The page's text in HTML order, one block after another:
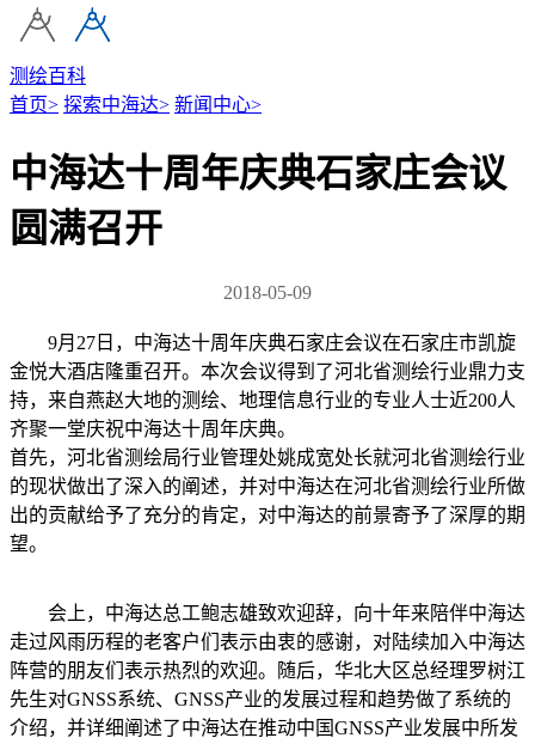
测绘百科
首页> 探索中海达> 新闻中心>
中海达十周年庆典石家庄会议
圆满召开
2018-05-09
9月27日，中海达十周年庆典石家庄会议在石家庄市凯旋
金悦大酒店隆重召开。本次会议得到了河北省测绘行业鼎力支
持，来自燕赵大地的测绘、地理信息行业的专业人士近200人
齐聚一堂庆祝中海达十周年庆典。
首先，河北省测绘局行业管理处姚成宽处长就河北省测绘行业
的现状做出了深入的阐述，并对中海达在河北省测绘行业所做
出的贡献给予了充分的肯定，对中海达的前景寄予了深厚的期
望。
会上，中海达总工鲍志雄致欢迎辞，向十年来陪伴中海达
走过风雨历程的老客户们表示由衷的感谢，对陆续加入中海达
阵营的朋友们表示热烈的欢迎。随后，华北大区总经理罗树江
先生对GNSS系统、GNSS产业的发展过程和趋势做了系统的
介绍，并详细阐述了中海达在推动中国GNSS产业发展中所发